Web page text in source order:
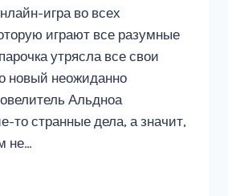
игра во всех
играют все разумные
утрясла все свои
новый неожиданно
Альдноа
то странные дела, а значит,
не…